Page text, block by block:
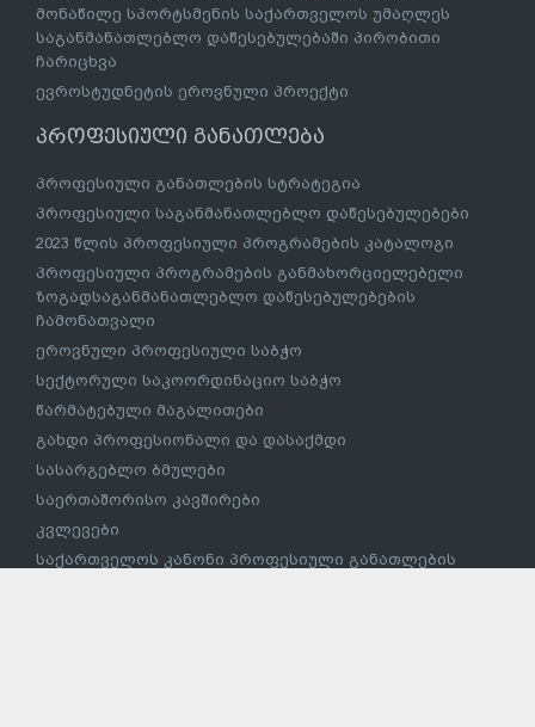
მონაწილე სპორტსმენის საქართველოს უმაღლეს
საგანმანათლებლო დაწესებულებაში პირობითი
ჩარიცხვა
ევროსტუდნეტის ეროვნული პროექტი
პროფესიული განათლება
პროფესიული განათლების სტრატეგია
პროფესიული საგანმანათლებლო დაწესებულებები
2023 წლის პროფესიული პროგრამების კატალოგი
პროფესიული პროგრამების განმახორციელებელი
ზოგადსაგანმანათლებლო დაწესებულებების
ჩამონათვალი
ეროვნული პროფესიული საბჭო
სექტორული საკოორდინაციო საბჭო
წარმატებული მაგალითები
გახდი პროფესიონალი და დასაქმდი
სასარგებლო ბმულები
საერთაშორისო კავშირები
კვლევები
საქართველოს კანონი პროფესიული განათლების